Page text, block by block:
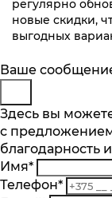
регулярно
новые скидки,
выгодных
Будьте в
Подпишитесь
и узнавайте о
Подписаться
Я согласен
Заказ обратного
Представьтесь
Телефон*
Комментарий
Ваше
Здесь вы
с
благодарность
Имя*
Телефон*